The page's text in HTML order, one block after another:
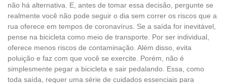
não há alternativa. E, antes de tomar essa decisão, pergunte se
realmente você não pode seguir o dia sem correr os riscos que a
rua oferece em tempos de coronavírus. Se a saída for inevitável,
pense na bicicleta como meio de transporte. Por ser individual,
oferece menos riscos de contaminação. Além disso, evita
poluição e faz com que você se exercite. Porém, não é
simplesmente pegar a bicicleta e sair pedalando. Essa, como
toda saída, requer uma série de cuidados essenciais para